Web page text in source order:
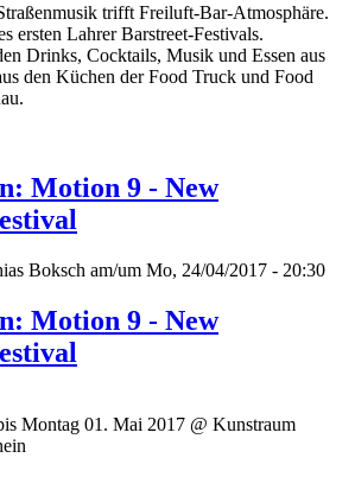
trifft Freiluft-Bar-Atmosphäre.
ersten Lahrer Barstreet-Festivals.
Drinks, Cocktails, Musik und Essen aus
den Küchen der Food Truck und Food
Motion 9 - New
Boksch am/um Mo, 24/04/2017 - 20:30
Motion 9 - New
Montag 01. Mai 2017 @ Kunstraum